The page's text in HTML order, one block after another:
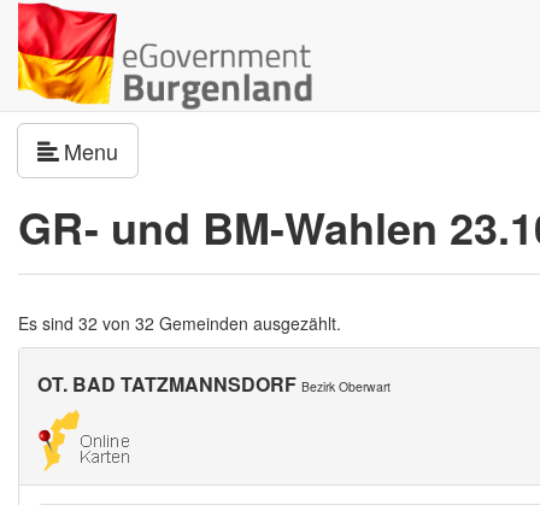
Menu
GR- und BM-Wahlen
Es sind 32 von 32 Gemeinden ausgezählt.
OT. BAD TATZMANNSDORF Bezirk Oberwart